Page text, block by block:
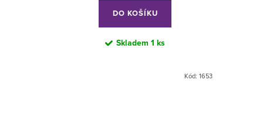
DO KOŠÍKU
Skladem1 ks
Kód: 1653